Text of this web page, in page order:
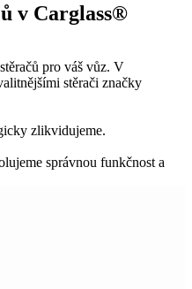
v Carglass®
pro váš vůz. V
stěrači značky
zlikvidujeme.
správnou funkčnost a